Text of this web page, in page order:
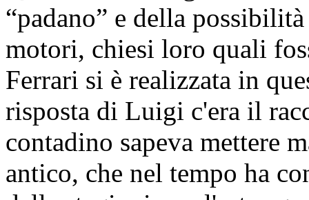
“padano” e della
motori, chiesi loro quali
Ferrari si è realizzata in
risposta di Luigi c'era il
contadino sapeva mettere
antico, che nel tempo ha